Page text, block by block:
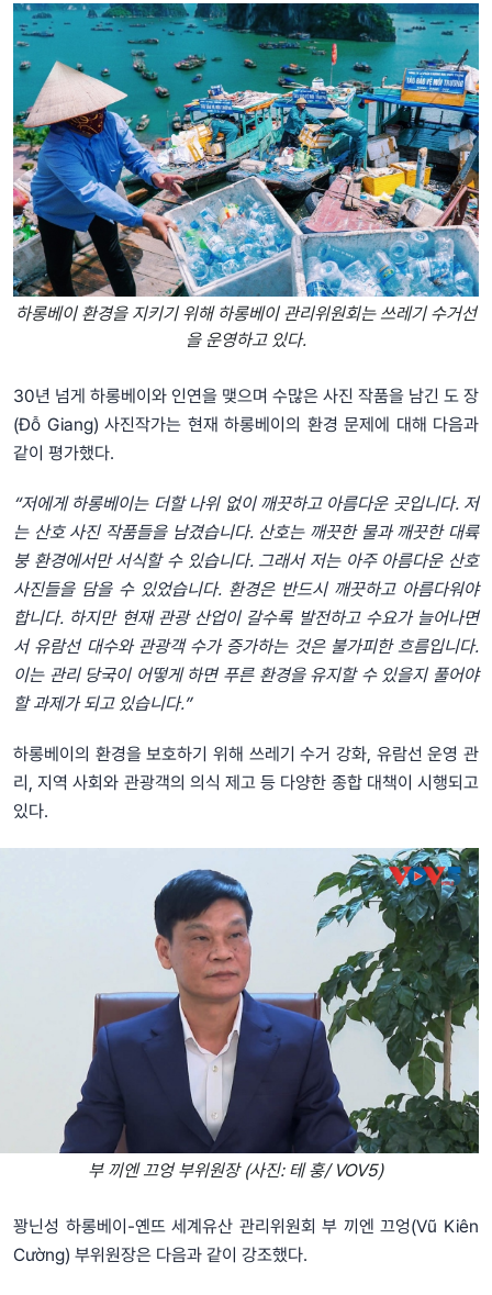
하롱베이 환경을 지키기 위해 하롱베이 관리위원회는 쓰레기 수거선
을 운영하고 있다.
30년 넘게 하롱베이와 인연을 맺으며 수많은 사진 작품을 남긴 도 장
(Đỗ Giang) 사진작가는 현재 하롱베이의 환경 문제에 대해 다음과
같이 평가했다.
“저에게 하롱베이는 더할 나위 없이 깨끗하고 아름다운 곳입니다. 저
는 산호 사진 작품들을 남겼습니다. 산호는 깨끗한 물과 깨끗한 대륙
붕 환경에서만 서식할 수 있습니다. 그래서 저는 아주 아름다운 산호
사진들을 담을 수 있었습니다. 환경은 반드시 깨끗하고 아름다워야
합니다. 하지만 현재 관광 산업이 갈수록 발전하고 수요가 늘어나면
서 유람선 대수와 관광객 수가 증가하는 것은 불가피한 흐름입니다.
이는 관리 당국이 어떻게 하면 푸른 환경을 유지할 수 있을지 풀어야
할 과제가 되고 있습니다.”
하롱베이의 환경을 보호하기 위해 쓰레기 수거 강화, 유람선 운영 관
리, 지역 사회와 관광객의 의식 제고 등 다양한 종합 대책이 시행되고
있다.
부 끼엔 끄엉 부위원장 (사진: 테 훙/ VOV5)
꽝닌성 하롱베이-옌뜨 세계유산 관리위원회 부 끼엔 끄엉(Vũ Kiên
Cường) 부위원장은 다음과 같이 강조했다.